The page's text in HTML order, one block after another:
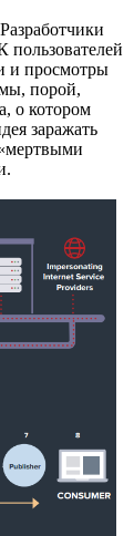
и просмотры
порой,
о котором
заражать